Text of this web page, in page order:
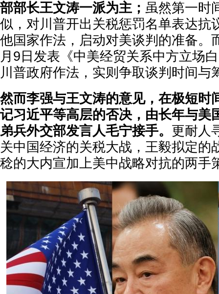
部部长王文涛一派为主； 虽然第一时
似，对川普开出关税惩罚名单表达抗
他国家作法，启动对美谈判的准备。
月9日发表《中美经贸关系中方立场
川普政府作法，实则争取谈判时间与
然而李强与王文涛的意见，在极短时
记习近平等高层的否决，由长年与美
弟兵外交部发言人毛宁接手。 更耐人
关中国经济的关税大战，王毅拟定的
稔的大内宣加上美中战略对抗的两手